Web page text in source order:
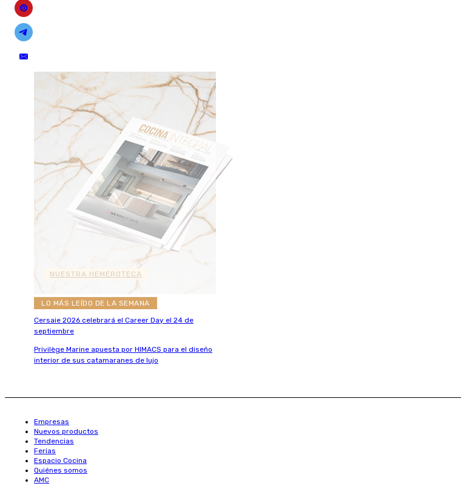
NUESTRA HEMEROTECA
LO MÁS LEÍDO DE LA SEMANA
Cersaie 2026 celebrará el Career Day el 24 de
septiembre
Privilège Marine apuesta por HIMACS para el diseño
interior de sus catamaranes de lujo
Empresas
Nuevos productos
Tendencias
Ferias
Espacio Cocina
Quiénes somos
AMC